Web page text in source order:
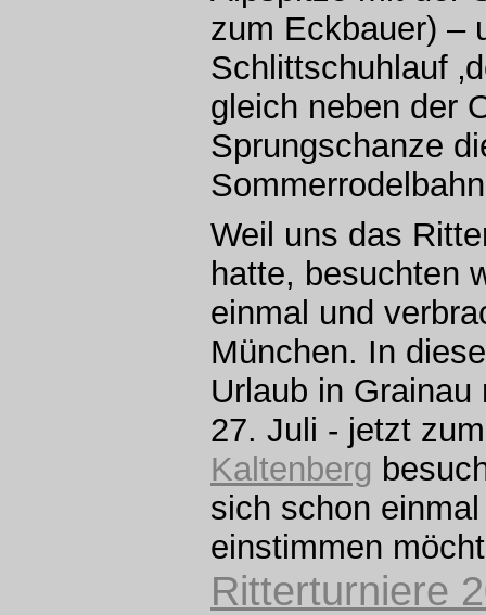
zum Eckbauer) –
Schlittschuhlauf
gleich neben der
Sprungschanze
Weil uns das
hatte, besuchten
einmal und
München. In
Urlaub in
27. Juli - jetzt
Kaltenberg
sich schon
einstimmen
Ritterturniere